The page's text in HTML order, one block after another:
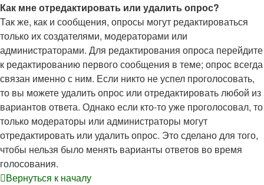
Как мне отредактировать или удалить опрос?
Так же, как и сообщения, опросы могут редактироваться
только их создателями, модераторами или
администраторами. Для редактирования опроса перейдите
к редактированию первого сообщения в теме; опрос всегда
связан именно с ним. Если никто не успел проголосовать,
то вы можете удалить опрос или отредактировать любой из
вариантов ответа. Однако если кто-то уже проголосовал, то
только модераторы или администраторы могут
отредактировать или удалить опрос. Это сделано для того,
чтобы нельзя было менять варианты ответов во время
голосования.
Вернуться к началу